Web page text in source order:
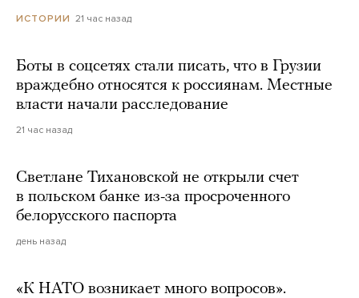
ИСТОРИИ 21 час назад
Боты в соцсетях стали писать, что в Грузии
враждебно относятся к россиянам. Местные
власти начали расследование
21 час назад
Светлане Тихановской не открыли счет
в польском банке из-за просроченного
белорусского паспорта
день назад
«К НАТО возникает много вопросов».